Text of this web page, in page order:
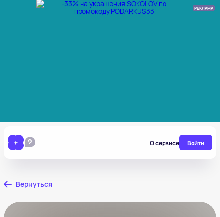
РЕКЛАМА
О сервисе Войти
Вернуться